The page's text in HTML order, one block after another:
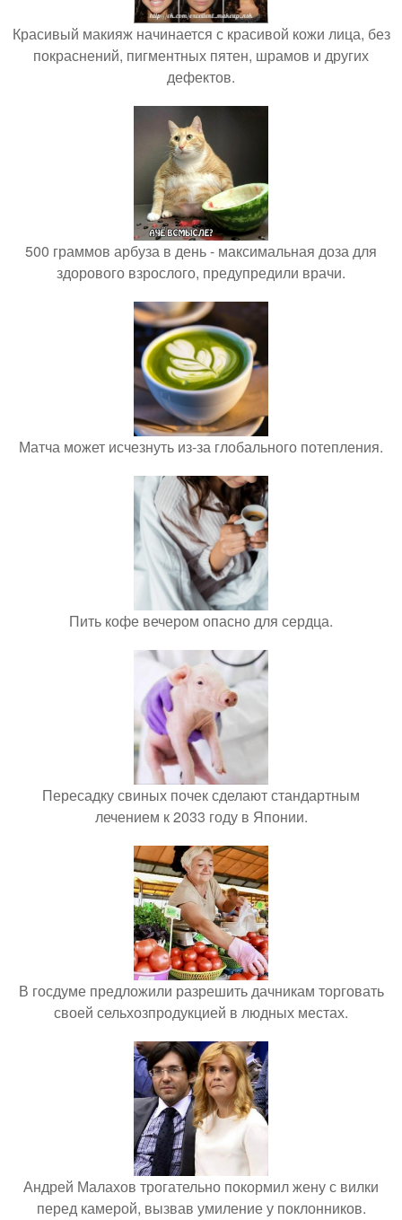
Красивый макияж начинается с красивой кожи лица, без
покраснений, пигментных пятен, шрамов и других
дефектов.
500 граммов арбуза в день - максимальная доза для
здорового взрослого, предупредили врачи.
Матча может исчезнуть из-за глобального потепления.
Пить кофе вечером опасно для сердца.
Пересадку свиных почек сделают стандартным
лечением к 2033 году в Японии.
В госдуме предложили разрешить дачникам торговать
своей сельхозпродукцией в людных местах.
Андрей Малахов трогательно покормил жену с вилки
перед камерой, вызвав умиление у поклонников.